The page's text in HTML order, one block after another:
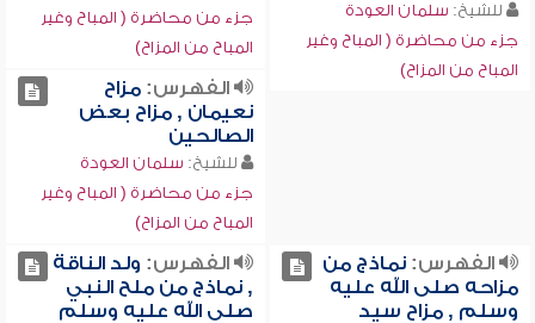
للشيخ: سلمان العودة
جزء من محاضرة ( المباح وغير
المباح من المزاح)
جزء من محاضرة ( المباح وغير
المباح من المزاح)
الفهرس:مزاح
نعيمان , مزاح بعض
الصالحين
للشيخ: سلمان العودة
جزء من محاضرة ( المباح وغير
المباح من المزاح)
الفهرس:نماذج من
مزاحه صلى الله عليه
وسلم , مزاح سيد
الفهرس: ولد الناقة
, نماذج من ملح النبي
صلى الله عليه وسلم